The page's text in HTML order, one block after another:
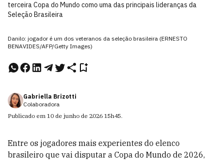
terceira Copa do Mundo como uma das principais lideranças da
Seleção Brasileira
Danilo: jogador é um dos veteranos da seleção brasileira (ERNESTO
BENAVIDES/AFP/Getty Images)
Gabriella Brizotti
Colaboradora
Publicado em 10 de junho de 2026 15h45.
Entre os jogadores mais experientes do elenco
brasileiro que vai disputar a Copa do Mundo de 2026,